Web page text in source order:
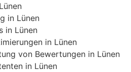
in Lünen
in Lünen
in Lünen
von Bewertungen in Lünen
in Lünen